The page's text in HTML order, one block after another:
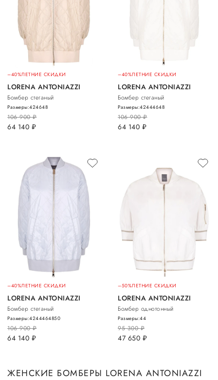
–40%ЛЕТНИЕ СКИДКИ
LORENA ANTONIAZZI
Бомбер стеганый
106 900руб.
64 140 руб.
Размеры:424648
–40%ЛЕТНИЕ СКИДКИ
LORENA ANTONIAZZI
Бомбер стеганый
106 900руб.
64 140 руб.
Размеры:42444648
–40%ЛЕТНИЕ СКИДКИ
LORENA ANTONIAZZI
Бомбер стеганый
106 900руб.
64 140 руб.
Размеры:4244464850
–50%ЛЕТНИЕ СКИДКИ
LORENA ANTONIAZZI
Бомбер однотонный
95 300руб.
47 650 руб.
Размеры:44
ЖЕНСКИЕ БОМБЕРЫ LORENA ANTONIAZZI